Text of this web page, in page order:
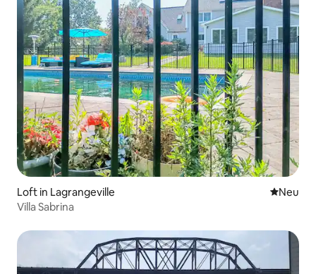
Loft in Lagrangeville Neue
Neu
Villa Sabrina